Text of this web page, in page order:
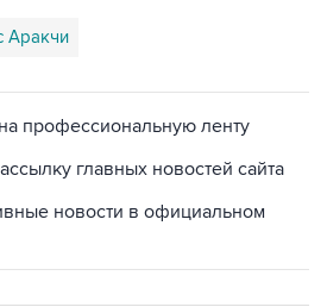
Аракчи
профессиональную ленту
главных новостей сайта
новости в официальном